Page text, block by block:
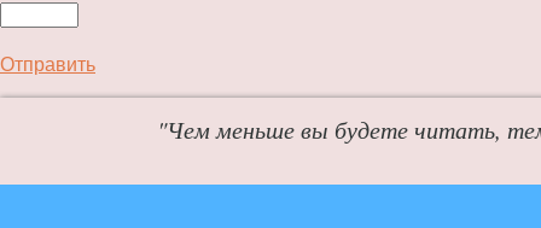
Отправить
"Чем меньше вы будете читать,